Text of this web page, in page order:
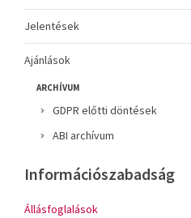
Jelentések
Ajánlások
ARCHÍVUM
GDPR előtti döntések
ABI archívum
Információszabadság
Állásfoglalások